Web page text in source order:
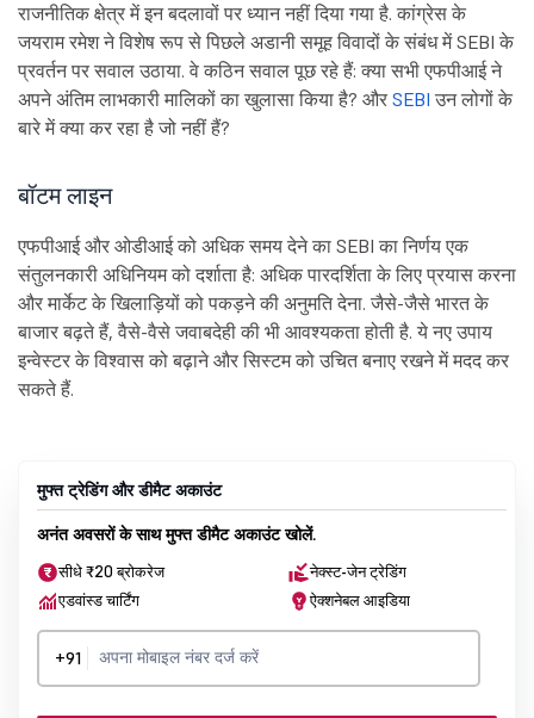
राजनीतिक क्षेत्र में इन बदलावों पर ध्यान नहीं दिया गया है. कांग्रेस के
जयराम रमेश ने विशेष रूप से पिछले अडानी समूह विवादों के संबंध में SEBI के
प्रवर्तन पर सवाल उठाया. वे कठिन सवाल पूछ रहे हैं: क्या सभी एफपीआई ने
अपने अंतिम लाभकारी मालिकों का खुलासा किया है? और SEBI उन लोगों के
बारे में क्या कर रहा है जो नहीं हैं?
बॉटम लाइन
एफपीआई और ओडीआई को अधिक समय देने का SEBI का निर्णय एक
संतुलनकारी अधिनियम को दर्शाता है: अधिक पारदर्शिता के लिए प्रयास करना
और मार्केट के खिलाड़ियों को पकड़ने की अनुमति देना. जैसे-जैसे भारत के
बाजार बढ़ते हैं, वैसे-वैसे जवाबदेही की भी आवश्यकता होती है. ये नए उपाय
इन्वेस्टर के विश्वास को बढ़ाने और सिस्टम को उचित बनाए रखने में मदद कर
सकते हैं.
मुफ्त ट्रेडिंग और डीमैट अकाउंट
अनंत अवसरों के साथ मुफ्त डीमैट अकाउंट खोलें.
सीधे ₹20 ब्रोकरेज
नेक्स्ट-जेन ट्रेडिंग
एडवांस्ड चार्टिंग
ऐक्शनेबल आइडिया
+91